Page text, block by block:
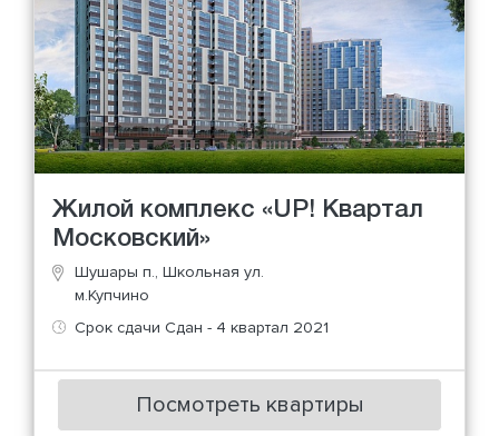
Жилой комплекс «UP! Квартал
Московский»
Шушары п., Школьная ул.
м.Купчино
Срок сдачи Сдан - 4 квартал 2021
Посмотреть квартиры